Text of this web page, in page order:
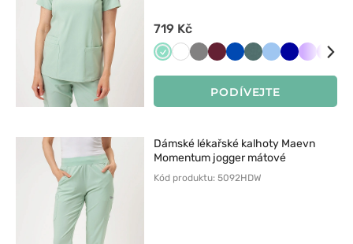
719 Kč
Miętowy
BiałySzaryWiśniowy
Królewski
Pastelowa
NiebieskiGranatowy
PODÍVEJTE
Dámské lékařské kalhoty Maevn
Momentum jogger mátové
Kód produktu: 5092HDW